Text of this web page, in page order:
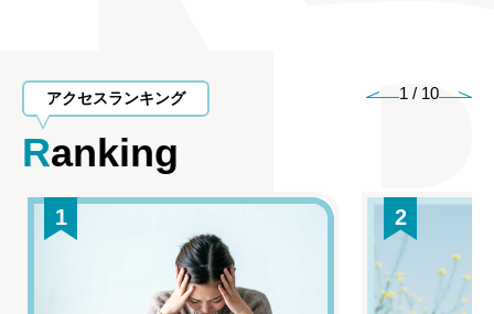
アクセスランキング
Ranking
1 / 10
1 2